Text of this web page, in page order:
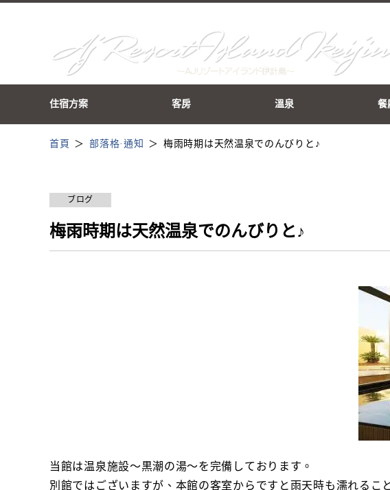
住宿方案 客房 溫泉 餐
首頁 部落格·通知 梅雨時期は天然温泉でのんびりと♪
ブログ
梅雨時期は天然温泉でのんびりと♪
当館は温泉施設～黒潮の湯～を完備しております。
別館ではございますが、本館の客室からですと雨天時も濡れる